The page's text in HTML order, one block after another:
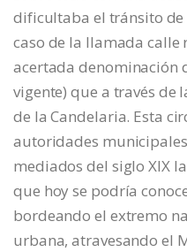
dificultaba el tránsito de
caso de la llamada calle
acertada denominación
vigente) que a través de
de la Candelaria. Esta
autoridades
mediados del siglo XIX
que hoy se podría
bordeando el extremo
urbana, atravesando el